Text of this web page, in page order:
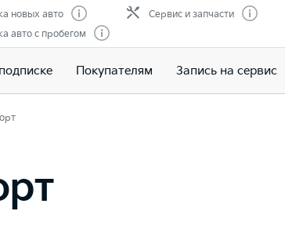
новых авто
авто с пробегом
Сервис и запчасти
Покупателям Запись на сервис